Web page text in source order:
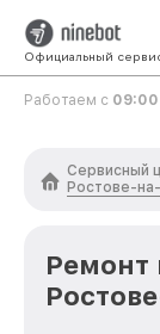
Официальный
Работаем с 09:00
Сервисный
Ростове-
Ремонт